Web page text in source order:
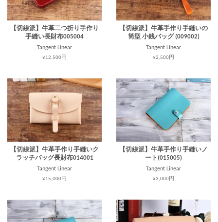
【切線派】牛革二つ折り手作り
手縫い長財布005004
Tangent Linear
¥12,500円
【切線派】牛革手作り手縫いの
筒型 小銭バッグ (009002)
Tangent Linear
¥2,500円
【切線派】牛革手作り手縫いク
ラッチバッグ長財布014001
Tangent Linear
¥15,000円
【切線派】牛革手作り手縫いノ
ート(015005)
Tangent Linear
¥3,000円